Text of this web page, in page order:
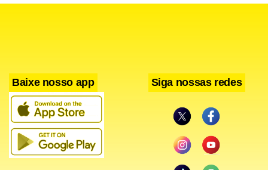
Baixe nosso app Siga nossas redes